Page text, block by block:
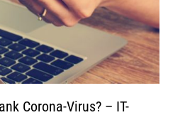
Corona-Virus? – IT-